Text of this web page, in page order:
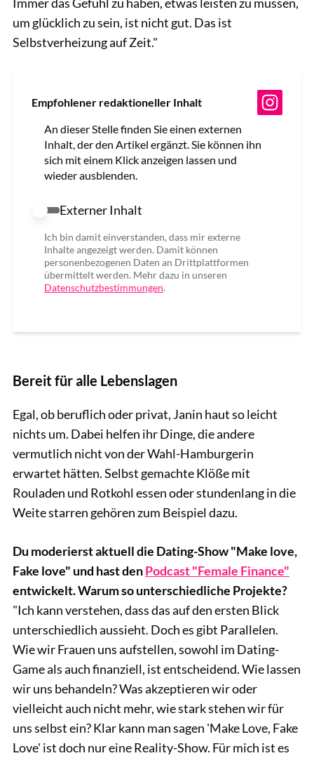
um glücklich zu sein, ist nicht gut. Das ist
Selbstverheizung auf Zeit."
Empfohlener redaktioneller Inhalt
An dieser Stelle finden Sie einen externen
Inhalt, der den Artikel ergänzt. Sie können ihn
sich mit einem Klick anzeigen lassen und
wieder ausblenden.
Externer Inhalt erlauben
Externer Inhalt
Ich bin damit einverstanden, dass mir externe
Inhalte angezeigt werden. Damit können
personenbezogenen Daten an Drittplattformen
übermittelt werden. Mehr dazu in unseren
Datenschutzbestimmungen.
Bereit für alle Lebenslagen
Egal, ob beruflich oder privat, Janin haut so leicht
nichts um. Dabei helfen ihr Dinge, die andere
vermutlich nicht von der Wahl-Hamburgerin
erwartet hätten. Selbst gemachte Klöße mit
Rouladen und Rotkohl essen oder stundenlang in die
Weite starren gehören zum Beispiel dazu.
Du moderierst aktuell die Dating-Show "Make love,
Fake love" und hast denPodcast "Female Finance"
entwickelt. Warum so unterschiedliche Projekte?
"Ich kann verstehen, dass das auf den ersten Blick
unterschiedlich aussieht. Doch es gibt Parallelen.
Wie wir Frauen uns aufstellen, sowohl im Dating-
Game als auch finanziell, ist entscheidend. Wie lassen
wir uns behandeln? Was akzeptieren wir oder
vielleicht auch nicht mehr, wie stark stehen wir für
uns selbst ein? Klar kann man sagen 'Make Love, Fake
Love' ist doch nur eine Reality-Show. Für mich ist es